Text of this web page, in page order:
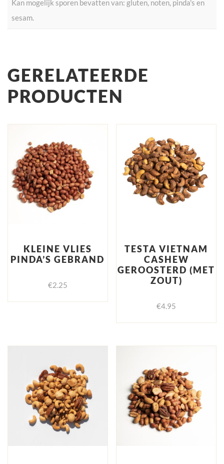
Kan mogelijk sporen bevatten van: gluten, noten, pinda's en
sesam.
GERELATEERDE
PRODUCTEN
KLEINE VLIES
PINDA’S GEBRAND
€2.25
TESTA VIETNAM
CASHEW
GEROOSTERD (MET
ZOUT)
€4.95